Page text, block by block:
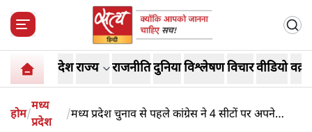
देशराज्य राजनीतिदुनियाविश्लेषणविचारवीडियो
होम/
मध्य
प्रदेश
/मध्य प्रदेश चुनाव से पहले कांग्रेस ने 4 सीटों पर अपने